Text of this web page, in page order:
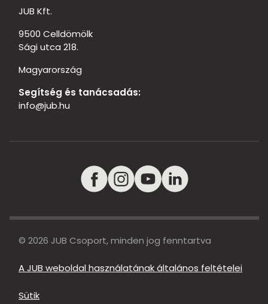
JUB Kft.
9500 Celldömölk
Sági utca 218.
Magyarország
Segítség és tanácsadás:
info@jub.hu
© 2026 JUB Csoport, minden jog fenntartva
A JUB weboldal használatának általános feltételei
Sütik